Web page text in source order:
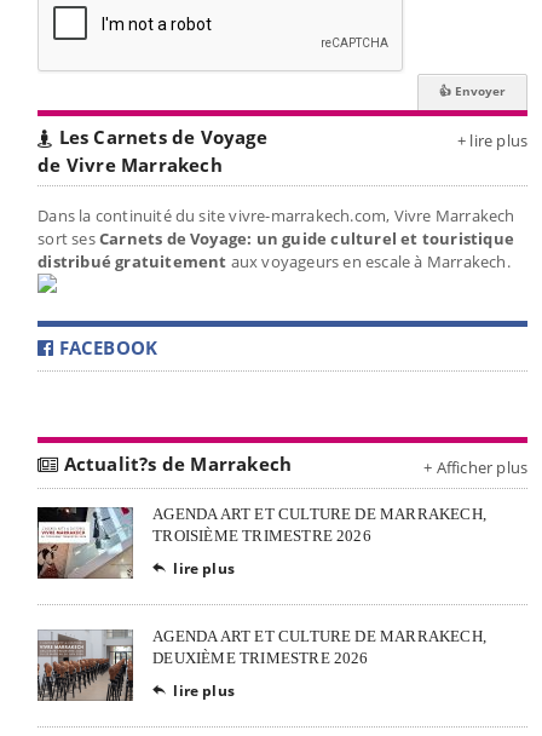
Les Carnets de Voyage
de Vivre Marrakech
+ lire plus
Dans la continuité du site vivre-marrakech.com, Vivre Marrakech
sort sesCarnets de Voyage: un guide culturel et touristique
distribué gratuitement aux voyageurs en escale à Marrakech.
FACEBOOK
Actualit?s de Marrakech + Afficher plus
AGENDA ART ET CULTURE DE MARRAKECH,
TROISIÈME TRIMESTRE 2026
 lire plus
AGENDA ART ET CULTURE DE MARRAKECH,
DEUXIÈME TRIMESTRE 2026
 lire plus